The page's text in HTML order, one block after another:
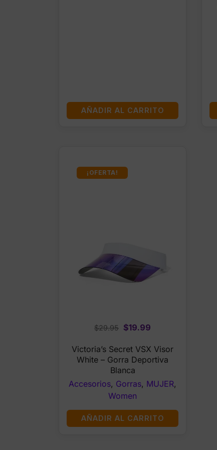
AÑADIR AL CARRITO
¡OFERTA!
$29.95 Original
was:
$29.95.
$19.99
is:
$19.99.
Victoria’s Secret VSX Visor
White – Gorra Deportiva
Blanca
Accesorios, Gorras, MUJER,
Women
AÑADIR AL CARRITO